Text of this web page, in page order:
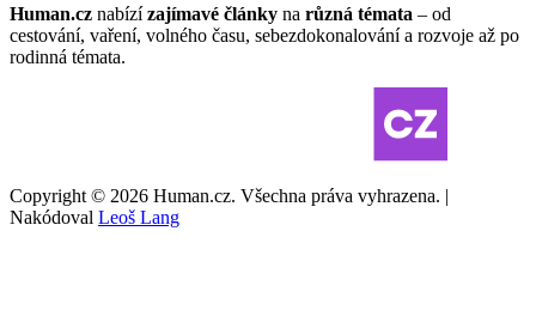
Human.cz nabízízajímavé články na různá témata – od
cestování, vaření, volného času, sebezdokonalování a rozvoje až po
rodinná témata.
Copyright © 2026 Human.cz. Všechna práva vyhrazena. |
Nakódoval Leoš Lang